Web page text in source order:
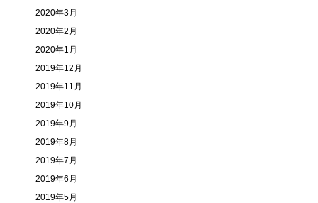
2020年3月
2020年2月
2020年1月
2019年12月
2019年11月
2019年10月
2019年9月
2019年8月
2019年7月
2019年6月
2019年5月